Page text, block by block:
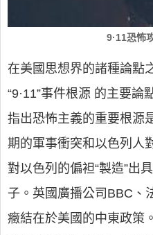
9·11恐怖
在美國思想界的諸種論點
“9·11”事件根源 的主要
指出恐怖主義的重要根源
期的軍事衝突和以色列人
對以色列的偏袒“製造”出
子。英國廣播公司BBC、
癥結在於美國的中東政策